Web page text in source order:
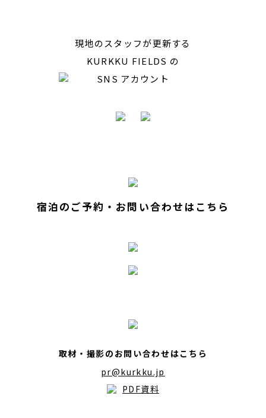
現地のスタッフが更新する
KURKKU FIELDS の
SNS アカウント
宿泊のご予約・お問い合わせはこちら
取材・撮影のお問い合わせはこちら
pr@kurkku.jp
PDF資料